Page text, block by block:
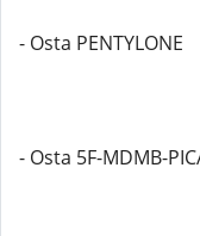
- Osta PENTYLONE
- Osta 5F-MDMB-